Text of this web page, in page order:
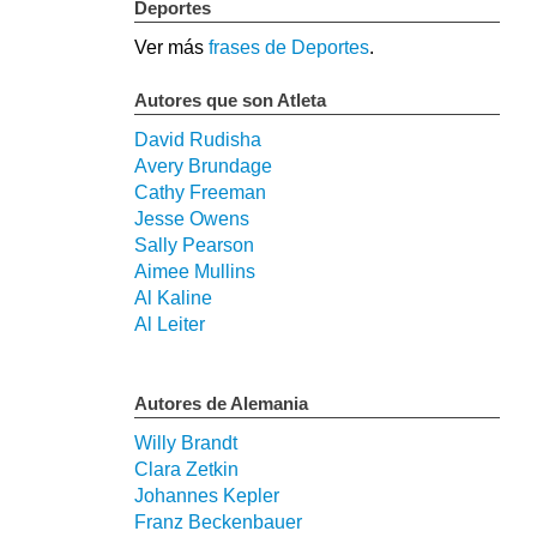
Deportes
Ver más frases de Deportes.
Autores que son Atleta
David Rudisha
Avery Brundage
Cathy Freeman
Jesse Owens
Sally Pearson
Aimee Mullins
Al Kaline
Al Leiter
Autores de Alemania
Willy Brandt
Clara Zetkin
Johannes Kepler
Franz Beckenbauer